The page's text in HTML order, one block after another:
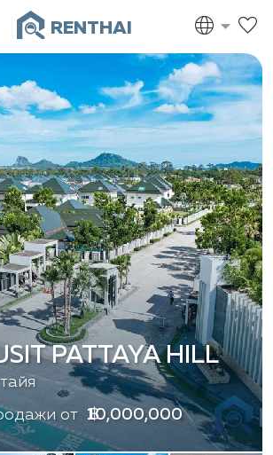
RENTHAI
PATTAYA HILL
от ฿ 10,000,000